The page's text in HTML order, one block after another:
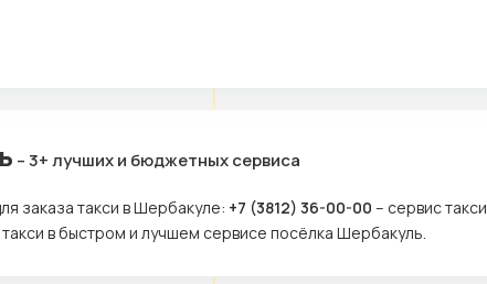
– 3+ лучших и бюджетных сервиса
заказа такси в Шербакуле: +7 (3812) 36-00-00 – сервис такси
в быстром и лучшем сервисе посёлка Шербакуль.